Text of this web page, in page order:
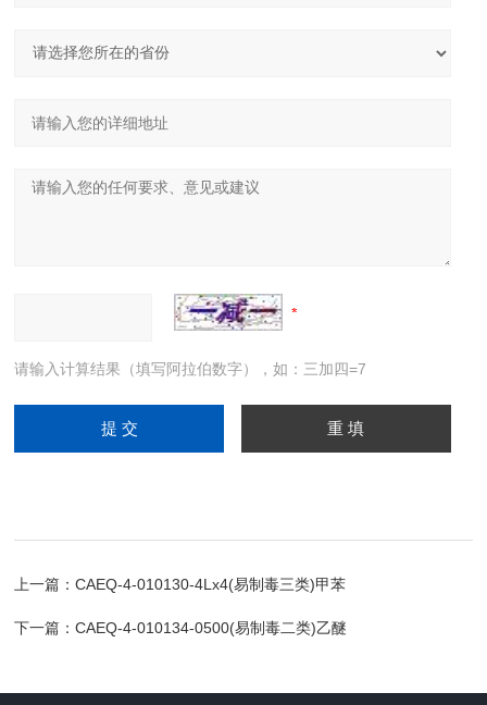
请输入计算结果（填写阿拉伯数字），如：三加四=7
上一篇：CAEQ-4-010130-4Lx4(易制毒三类)甲苯
下一篇：CAEQ-4-010134-0500(易制毒二类)乙醚